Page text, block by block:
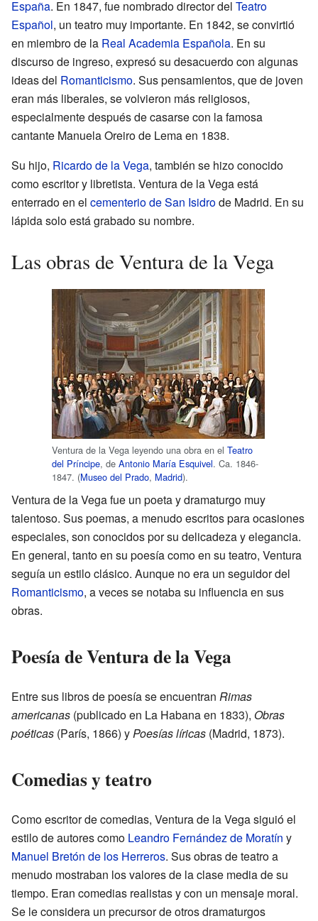
España. En 1847, fue nombrado director del Teatro
Español, un teatro muy importante. En 1842, se convirtió
en miembro de la Real Academia Española. En su
discurso de ingreso, expresó su desacuerdo con algunas
ideas del Romanticismo. Sus pensamientos, que de joven
eran más liberales, se volvieron más religiosos,
especialmente después de casarse con la famosa
cantante Manuela Oreiro de Lema en 1838.
Su hijo, Ricardo de la Vega, también se hizo conocido
como escritor y libretista. Ventura de la Vega está
enterrado en el cementerio de San Isidrode Madrid. En su
lápida solo está grabado su nombre.
Las obras de Ventura de la Vega
Ventura de la Vega leyendo una obra en el Teatro
del Príncipe, de Antonio María Esquivel. Ca. 1846-
1847. (Museo del Prado, Madrid).
Ventura de la Vega fue un poeta y dramaturgo muy
talentoso. Sus poemas, a menudo escritos para ocasiones
especiales, son conocidos por su delicadeza y elegancia.
En general, tanto en su poesía como en su teatro, Ventura
seguía un estilo clásico. Aunque no era un seguidor del
Romanticismo, a veces se notaba su influencia en sus
obras.
Poesía de Ventura de la Vega
Entre sus libros de poesía se encuentran Rimas
americanas (publicado en La Habana en 1833), Obras
poéticas (París, 1866) yPoesías líricas (Madrid, 1873).
Comedias y teatro
Como escritor de comedias, Ventura de la Vega siguió el
estilo de autores como Leandro Fernández de Moratín y
Manuel Bretón de los Herreros. Sus obras de teatro a
menudo mostraban los valores de la clase media de su
tiempo. Eran comedias realistas y con un mensaje moral.
Se le considera un precursor de otros dramaturgos